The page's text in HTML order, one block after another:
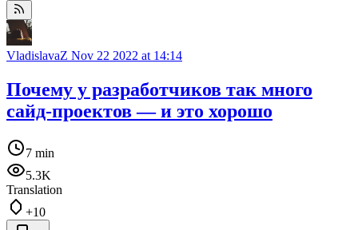
VladislavaZ Nov 22 2022 at 14:14
Почему у разработчиков так много
сайд-проектов — и это хорошо
7 min
5.3K
Translation
+10